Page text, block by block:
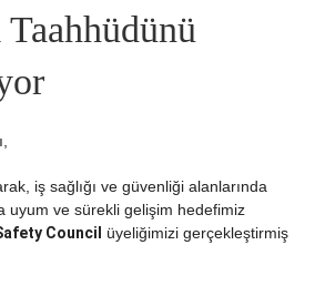
iş sağlığı ve güvenliği alanlarında
uyum ve sürekli gelişim hedefimiz
Council
üyeliğimizi gerçekleştirmiş